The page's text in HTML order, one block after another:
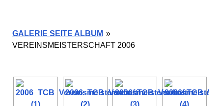
GALERIE SEITE ALBUM »
VEREINSMEISTERSCHAFT 2006